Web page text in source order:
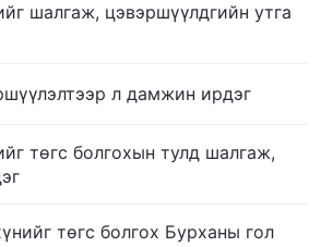
шалгаж, цэвэршүүлдгийн утга
л дамжин ирдэг
төгс болгохын тулд шалгаж,
төгс болгох Бурханы гол